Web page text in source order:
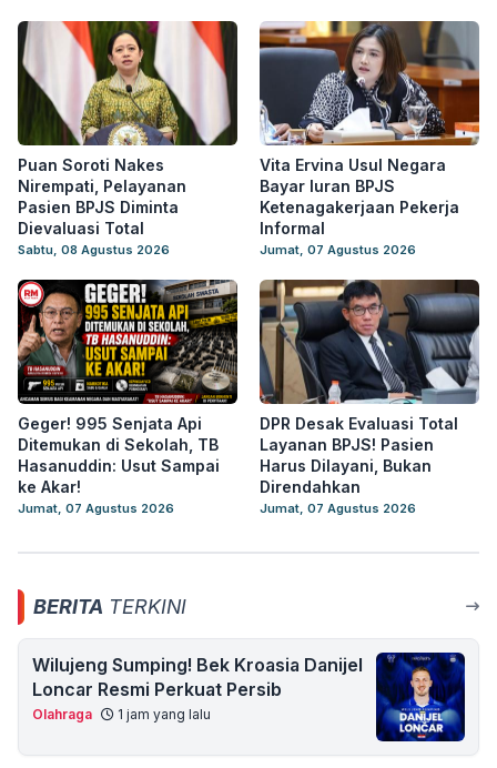
Puan Soroti Nakes
Nirempati, Pelayanan
Pasien BPJS Diminta
Dievaluasi Total
Sabtu, 08 Agustus 2026
Vita Ervina Usul Negara
Bayar Iuran BPJS
Ketenagakerjaan Pekerja
Informal
Jumat, 07 Agustus 2026
Geger! 995 Senjata Api
Ditemukan di Sekolah, TB
Hasanuddin: Usut Sampai
ke Akar!
Jumat, 07 Agustus 2026
DPR Desak Evaluasi Total
Layanan BPJS! Pasien
Harus Dilayani, Bukan
Direndahkan
Jumat, 07 Agustus 2026
BERITA TERKINI
Wilujeng Sumping! Bek Kroasia Danijel
Loncar Resmi Perkuat Persib
Olahraga 1 jam yang lalu